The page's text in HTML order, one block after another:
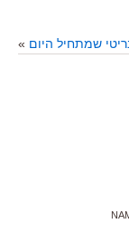
שמתחיל היום »